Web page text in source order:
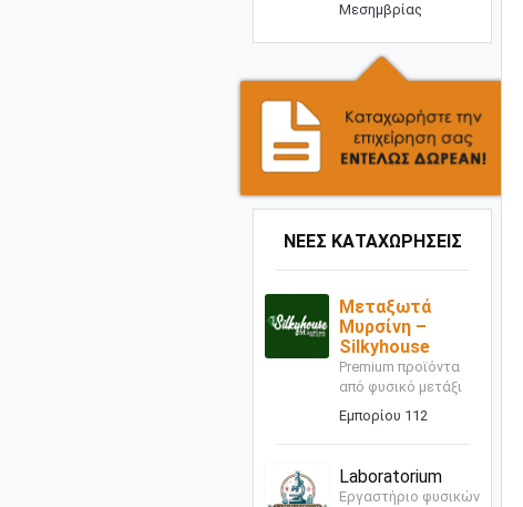
Μεσημβρίας
ΝΕΕΣ ΚΑΤΑΧΩΡΗΣΕΙΣ
Μεταξωτά
Μυρσίνη –
Silkyhouse
Premium προϊόντα
από φυσικό μετάξι
Εμπορίου 112
Laboratorium
Εργαστήριο φυσικών